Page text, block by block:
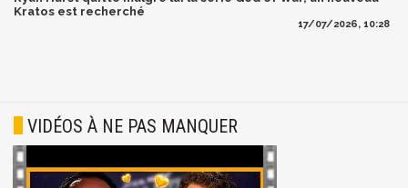
Kratos est recherché
17/07/2026, 10:28
VIDÉOS À NE PAS MANQUER